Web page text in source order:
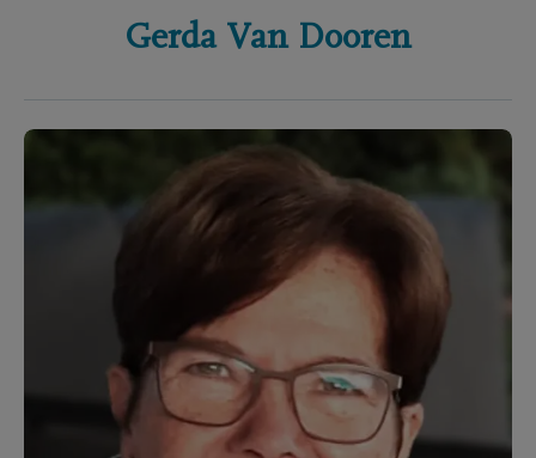
Gerda Van Dooren